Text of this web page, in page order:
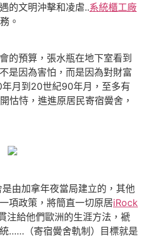
的文明沖擊和凌虐..系統櫃工廠
。
的預算，張水瓶在地下室看到
是因為害怕，而是因為對財富
月到20世紀90年月，至多有
怙恃，進進原居民寄宿黌舍，
是由加拿年夜當局建立的，其他
項政策，將簡直一切原居iRock
注給他們歐洲的生涯方法，褫
……（寄宿黌舍軌制）目標就是